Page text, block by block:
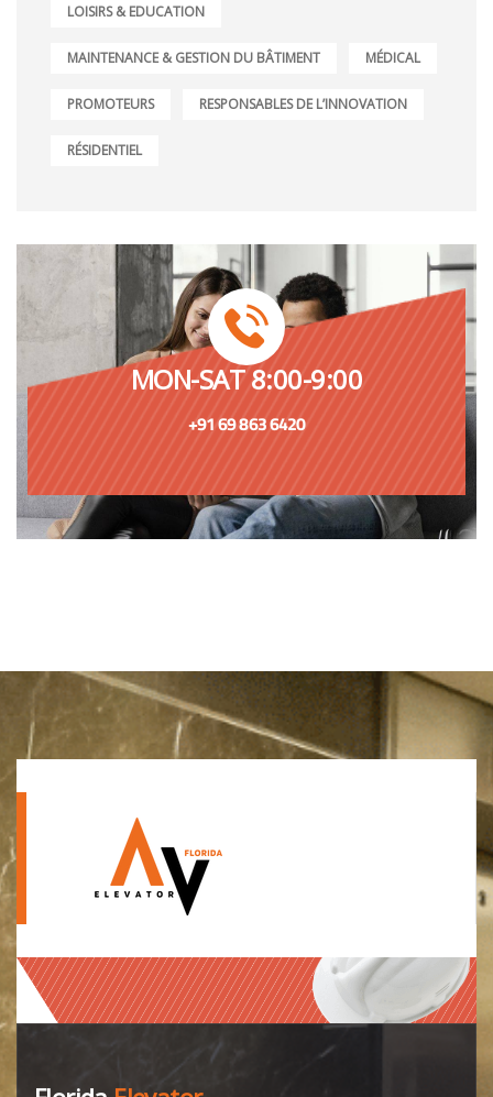
LOISIRS & EDUCATION
MAINTENANCE & GESTION DU BÂTIMENT MÉDICAL
PROMOTEURS RESPONSABLES DE L’INNOVATION
RÉSIDENTIEL
MON-SAT 8:00-9:00
+91 69 863 6420